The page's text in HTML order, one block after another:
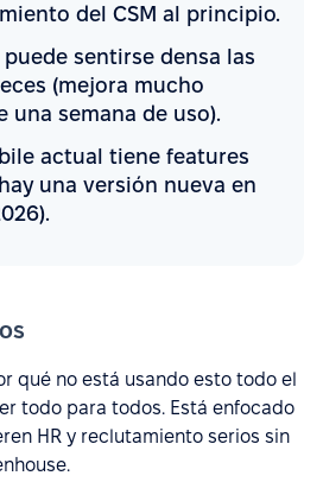
del CSM al principio.
sentirse densa las
(mejora mucho
una semana de uso).
actual tiene features
una versión nueva en
qué no está usando esto todo el
todo para todos. Está enfocado
HR y reclutamiento serios sin